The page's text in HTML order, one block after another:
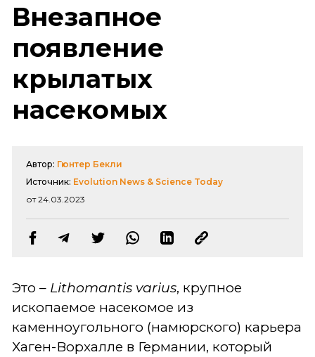
Внезапное
появление
крылатых
насекомых
Автор: Гюнтер Бекли
Источник: Evolution News & Science Today
от 24.03.2023
Это – Lithomantis varius, крупное
ископаемое насекомое из
каменноугольного (намюрского) карьера
Хаген-Ворхалле в Германии, который